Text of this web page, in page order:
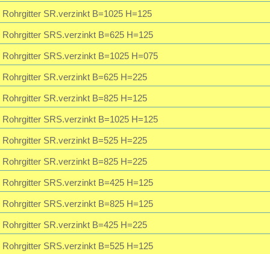
Rohrgitter SR.verzinkt B=1025 H=125
Rohrgitter SRS.verzinkt B=625 H=125
Rohrgitter SRS.verzinkt B=1025 H=075
Rohrgitter SR.verzinkt B=625 H=225
Rohrgitter SR.verzinkt B=825 H=125
Rohrgitter SRS.verzinkt B=1025 H=125
Rohrgitter SR.verzinkt B=525 H=225
Rohrgitter SR.verzinkt B=825 H=225
Rohrgitter SRS.verzinkt B=425 H=125
Rohrgitter SRS.verzinkt B=825 H=125
Rohrgitter SR.verzinkt B=425 H=225
Rohrgitter SRS.verzinkt B=525 H=125